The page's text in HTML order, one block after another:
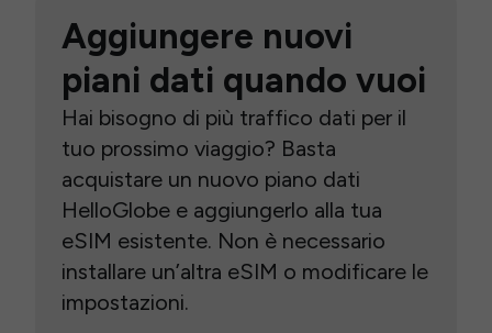
Aggiungere nuovi
piani dati quando vuoi
Hai bisogno di più traffico dati per il
tuo prossimo viaggio? Basta
acquistare un nuovo piano dati
HelloGlobe e aggiungerlo alla tua
eSIM esistente. Non è necessario
installare un’altra eSIM o modificare le
impostazioni.